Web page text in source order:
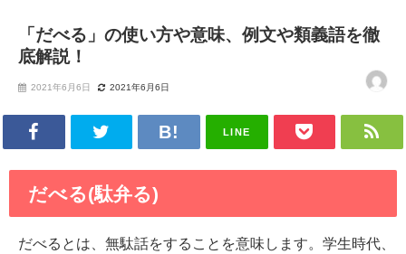
「だべる」の使い方や意味、例文や類義語を徹
底解説！
2021年6月6日 2021年6月6日
LINE
だべる(駄弁る)
だべるとは、無駄話をすることを意味します。学生時代、